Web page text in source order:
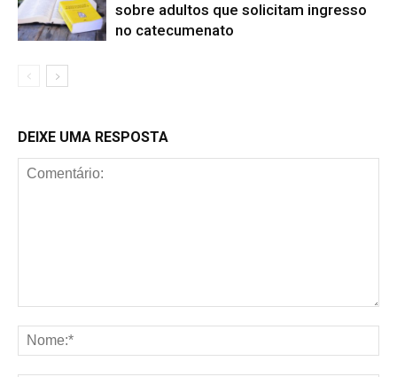
sobre adultos que solicitam ingresso
no catecumenato
DEIXE UMA RESPOSTA